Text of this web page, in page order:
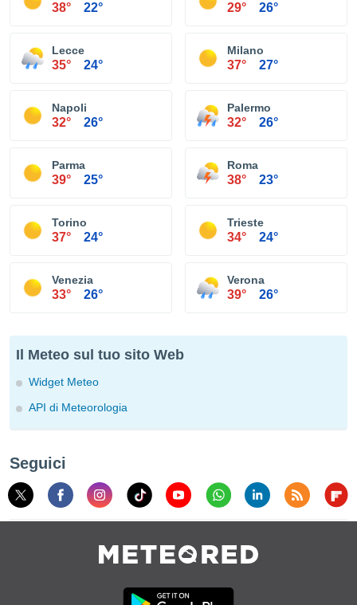
38° 22° 29° 26°
Lecce
35° 24°
Milano
37° 27°
Napoli
32° 26°
Palermo
32° 26°
Parma
39° 25°
Roma
38° 23°
Torino
37° 24°
Trieste
34° 24°
Venezia
33° 26°
Verona
39° 26°
Il Meteo sul tuo sito Web
Widget Meteo
API di Meteorologia
Seguici